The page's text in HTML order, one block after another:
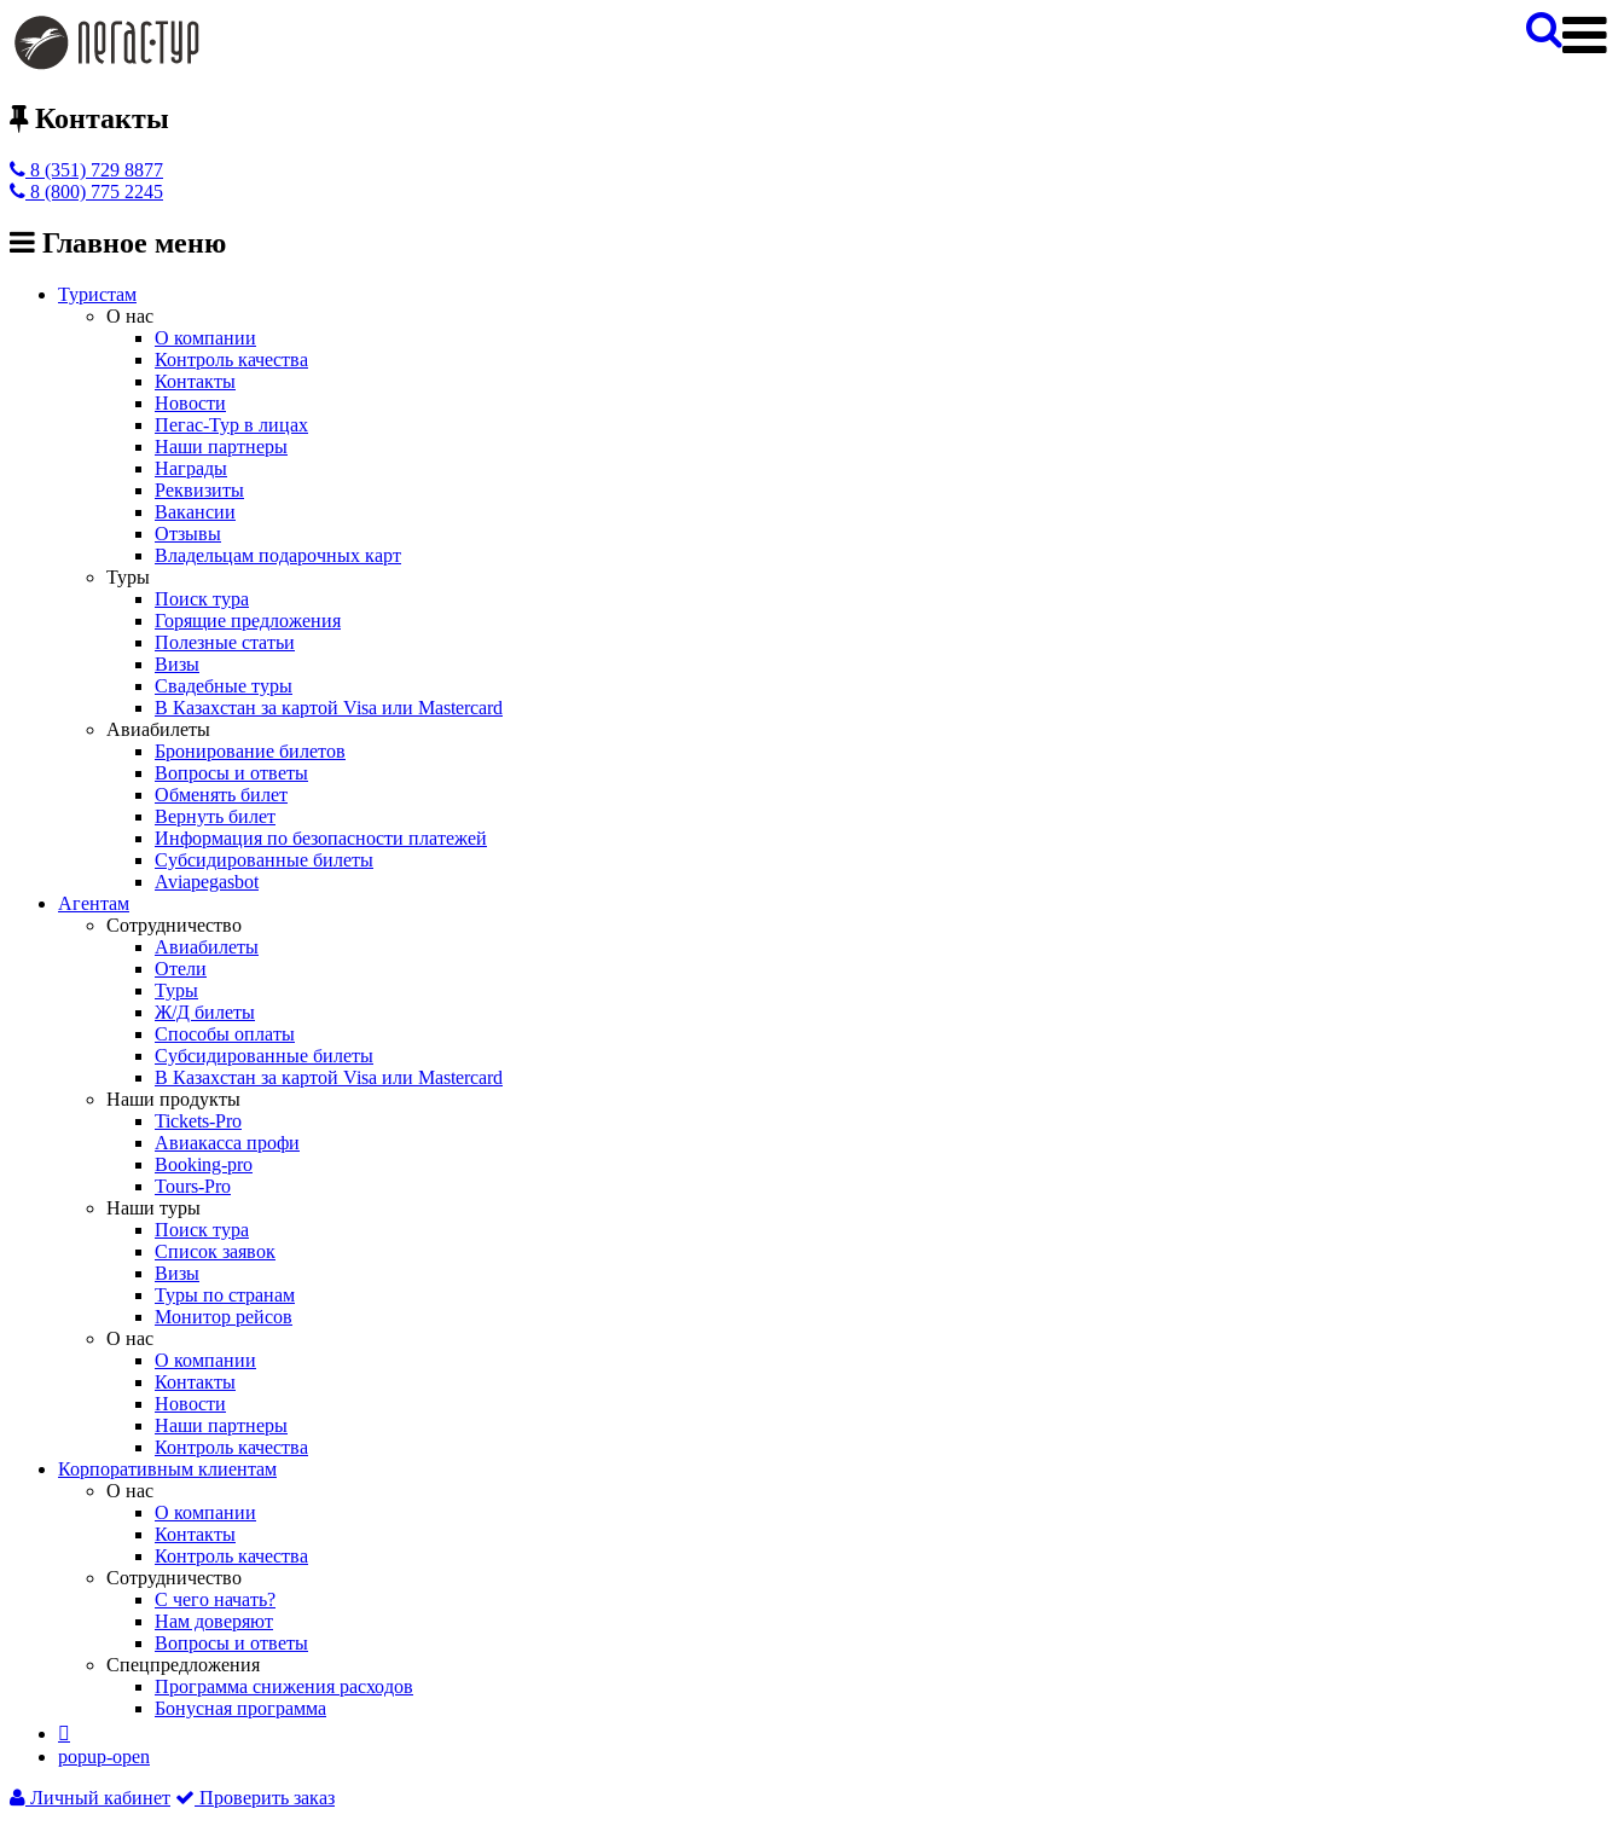
Контакты
8 (351) 729 8877
8 (800) 775 2245
Главное меню
Туристам
О нас
О компании
Контроль качества
Контакты
Новости
Пегас-Тур в лицах
Наши партнеры
Награды
Реквизиты
Вакансии
Отзывы
Владельцам подарочных карт
Туры
Поиск тура
Горящие предложения
Полезные статьи
Визы
Свадебные туры
В Казахстан за картой Visa или Masterсard
Авиабилеты
Бронирование билетов
Вопросы и ответы
Обменять билет
Вернуть билет
Информация по безопасности платежей
Субсидированные билеты
Aviapegasbot
Агентам
Сотрудничество
Авиабилеты
Отели
Туры
Ж/Д билеты
Способы оплаты
Субсидированные билеты
В Казахстан за картой Visa или Masterсard
Наши продукты
Tickets-Pro
Авиакасса профи
Booking-pro
Tours-Pro
Наши туры
Поиск тура
Список заявок
Визы
Туры по странам
Монитор рейсов
О нас
О компании
Контакты
Новости
Наши партнеры
Контроль качества
Корпоративным клиентам
О нас
О компании
Контакты
Контроль качества
Сотрудничество
С чего начать?
Нам доверяют
Вопросы и ответы
Спецпредложения
Программа снижения расходов
Бонусная программа

popup-open
Личный кабинет
Проверить заказ